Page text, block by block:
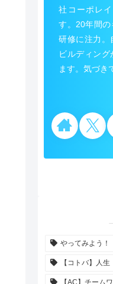
社コーポレ
す。20年間
研修に注力。
ビルディン
ます。気づき
やってみよう！
【コトバ】人生
【AC】チーム